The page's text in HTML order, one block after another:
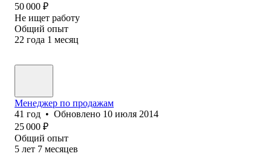
50 000 ₽
Не ищет работу
Общий опыт
22 года 1 месяц
Менеджер по продажам
41 год • Обновлено 10 июля 2014
25 000 ₽
Общий опыт
5 лет 7 месяцев